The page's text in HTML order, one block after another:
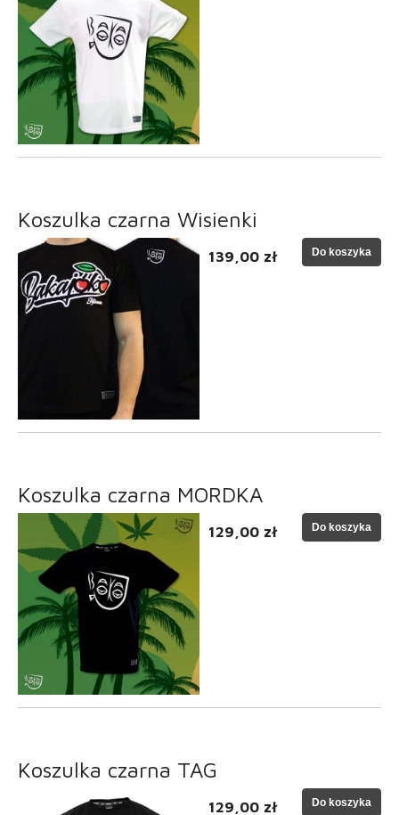
Koszulka czarna Wisienki
139,00 zł Do koszyka
Koszulka czarna MORDKA
129,00 zł Do koszyka
Koszulka czarna TAG
129,00 zł Do koszyka